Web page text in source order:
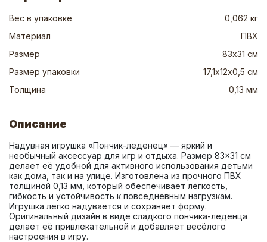
Вес в упаковке
0,062 кг
Материал
ПВХ
Размер
83х31 см
Размер упаковки
17,1х12х0,5 см
Толщина
0,13 мм
Описание
Надувная игрушка «Пончик-леденец» — яркий и
необычный аксессуар для игр и отдыха. Размер 83×31 см
делает её удобной для активного использования детьми
как дома, так и на улице. Изготовлена из прочного ПВХ
толщиной 0,13 мм, который обеспечивает лёгкость,
гибкость и устойчивость к повседневным нагрузкам.
Игрушка легко надувается и сохраняет форму.
Оригинальный дизайн в виде сладкого пончика-леденца
делает её привлекательной и добавляет весёлого
настроения в игру.